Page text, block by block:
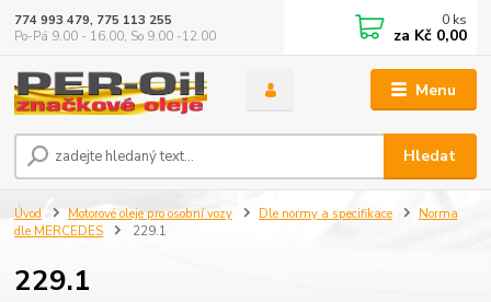
Menu
Hledat
774 993 479, 775 113 255
Po-Pá 9.00 - 16.00, So 9.00 -12.00
0 ks
za Kč 0,00
Úvod Motorové oleje pro osobní vozy Dle normy a specifikace
Norma
dle MERCEDES
229.1
229.1